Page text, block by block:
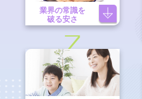
業界の常識を
破る安さ
7